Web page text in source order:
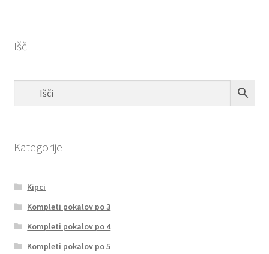
Išči
Kategorije
Kipci
Kompleti pokalov po 3
Kompleti pokalov po 4
Kompleti pokalov po 5